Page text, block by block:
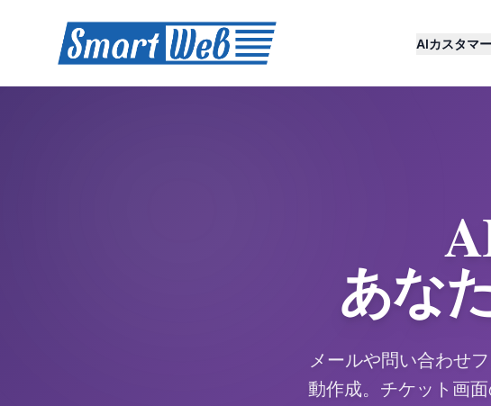
SmartWeb
AIカスタマ
あな
メールや問い合わせ
動作成。チケット画